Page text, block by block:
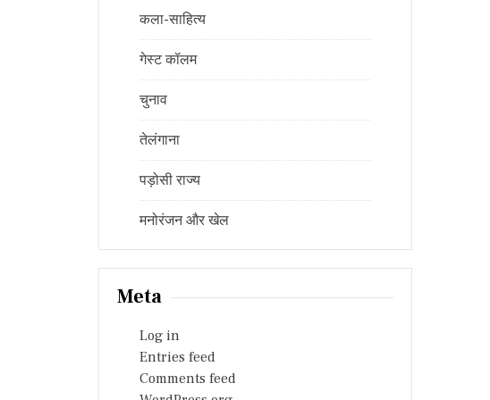
कला-साहित्य
गेस्ट कॉलम
चुनाव
तेलंगाना
पड़ोसी राज्य
मनोरंजन और खेल
Meta
Log in
Entries feed
Comments feed